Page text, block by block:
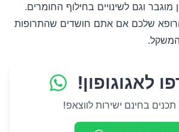
מוגבר וגם לשינויים בחילוף החומרים.
שלכם אם אתם חושדים שהתרופות
לאגוגופון!
תכנים בחינם ישירות לווצאפ!